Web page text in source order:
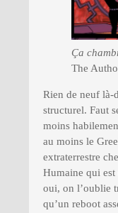
Ça
The
Rien de neuf là-
structurel. Faut
moins
au moins le
extraterrestre
Humaine qui
oui, on l’oublie
qu’un reboot